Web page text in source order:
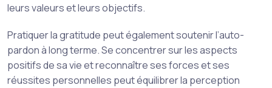
leurs valeurs et leurs objectifs.
Pratiquer la gratitude peut également soutenir l’auto-
pardon à long terme. Se concentrer sur les aspects
positifs de sa vie et reconnaître ses forces et ses
réussites personnelles peut équilibrer la perception